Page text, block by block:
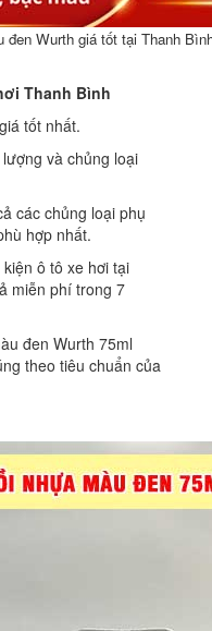
đen Wurth giá tốt tại Thanh
Thanh Bình
tốt nhất.
và chủng loại
các chủng loại phụ
hợp nhất.
ô tô xe hơi tại
miễn phí trong 7
đen Wurth 75ml
theo tiêu chuẩn của